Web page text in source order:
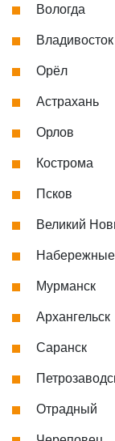
Вологда
Владивосток
Орёл
Астрахань
Орлов
Кострома
Псков
Великий
Мурманск
Архангельск
Саранск
Отрадный